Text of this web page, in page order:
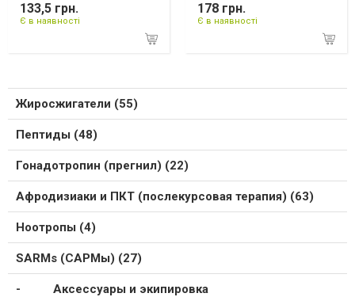
133,5 грн.
Є в наявності
178 грн.
Є в наявності
Жиросжигатели (55)
Пептиды (48)
Гонадотропин (прегнил) (22)
Афродизиаки и ПКТ (послекурсовая терапия) (63)
Ноотропы (4)
SARMs (САРМы) (27)
Аксессуары и экипировка